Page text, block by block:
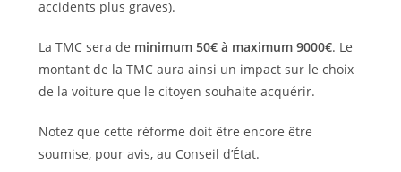
accidents plus graves).
La TMC sera de minimum 50€ à maximum 9000€. Le
montant de la TMC aura ainsi un impact sur le choix
de la voiture que le citoyen souhaite acquérir.
Notez que cette réforme doit être encore être
soumise, pour avis, au Conseil d’État.